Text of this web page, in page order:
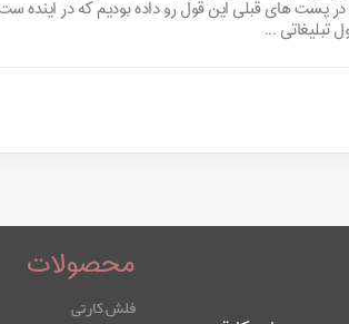
در پست های قبلی این قول رو داده بودیم که در
تبلیغاتی ...
محصولات
فلش کارتی